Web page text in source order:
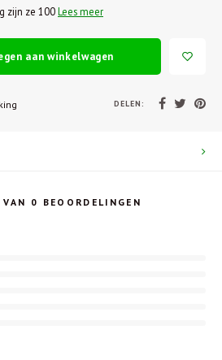
zijn ze 100Lees meer
aan winkelwagen
DELEN:
0 BEOORDELINGEN